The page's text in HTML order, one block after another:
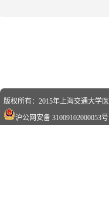
版权所有：2015年上海交通大学
沪公网安备 31009102000053号